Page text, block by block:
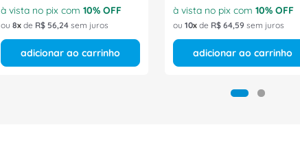
à vista no pix com 10% OFF
ou 8 de R$ 56,24 sem juros
adicionar ao carrinho
à vista no pix com 10% OFF
ou 10 de R$ 64,59 sem juros
adicionar ao carrinho